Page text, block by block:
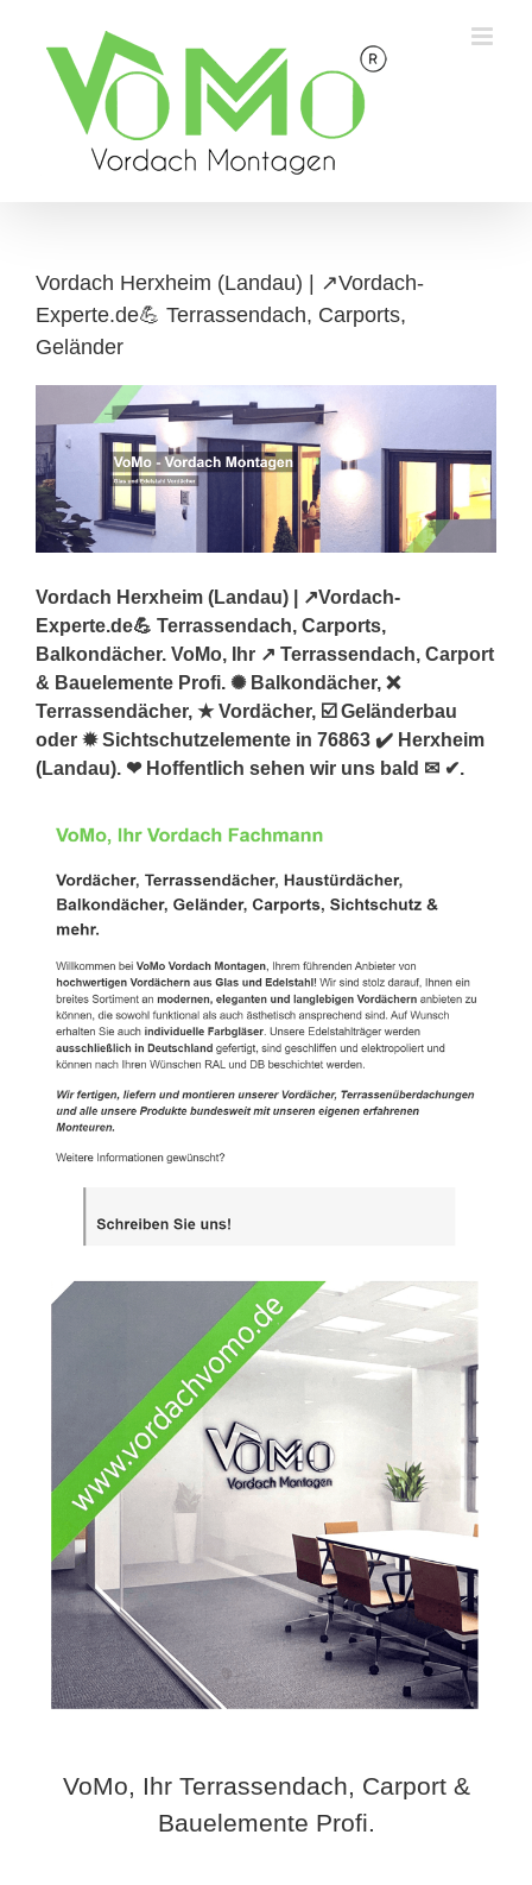
content
Vordach Herxheim (Landau) | ↗️Vordach-
Experte.de💪 Terrassendach, Carports,
Geländer
Vordach Herxheim (Landau) | ↗️Vordach-
Experte.de💪 Terrassendach, Carports,
Balkondächer. VoMo, Ihr ↗️ Terrassendach, Carport
& Bauelemente Profi. ✺ Balkondächer, ❌
Terrassendächer, ★ Vordächer, ☑️ Geländerbau
oder ✹ Sichtschutzelemente in 76863 ✔️ Herxheim
(Landau). ❤ Hoffentlich sehen wir uns bald ✉ ✔.
VoMo, Ihr Terrassendach, Carport &
Bauelemente Profi.